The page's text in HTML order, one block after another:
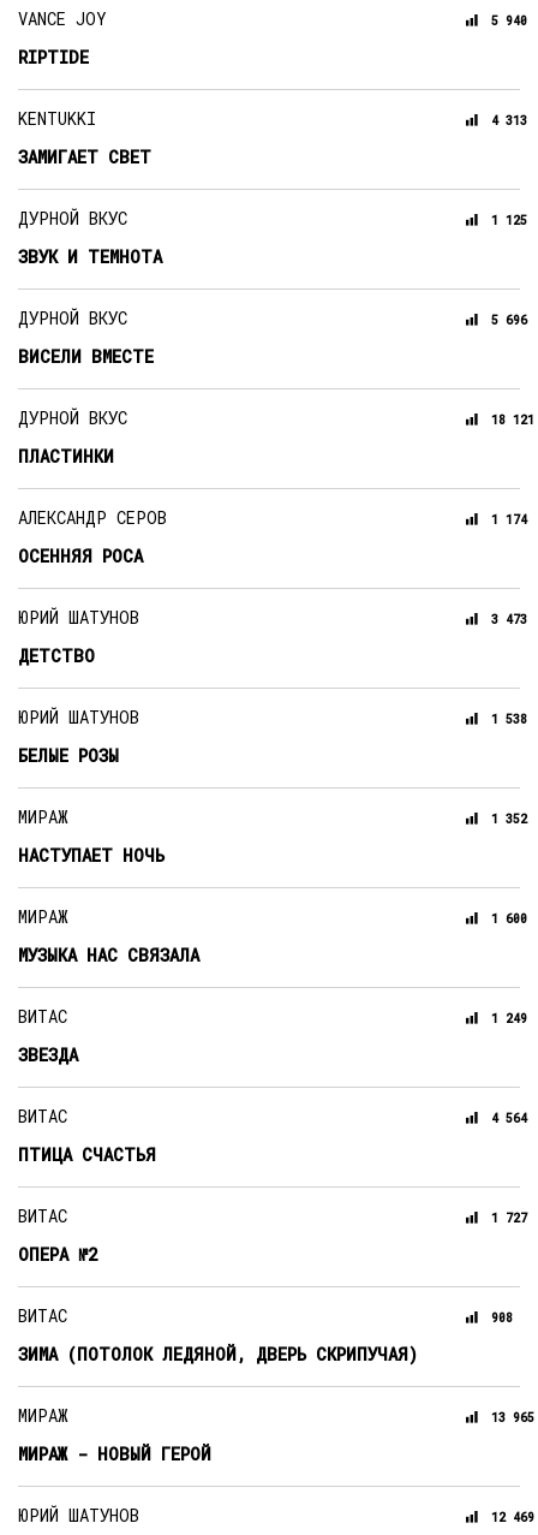
VANCE JOY
RIPTIDE
5 940
KENTUKKI
ЗАМИГАЕТ СВЕТ
4 313
ДУРНОЙ ВКУС
ЗВУК И ТЕМНОТА
1 125
ДУРНОЙ ВКУС
ВИСЕЛИ ВМЕСТЕ
5 696
ДУРНОЙ ВКУС
ПЛАСТИНКИ
18 121
АЛЕКСАНДР СЕРОВ
ОСЕННЯЯ РОСА
1 174
ЮРИЙ ШАТУНОВ
ДЕТСТВО
3 473
ЮРИЙ ШАТУНОВ
БЕЛЫЕ РОЗЫ
1 538
МИРАЖ
НАСТУПАЕТ НОЧЬ
1 352
МИРАЖ
МУЗЫКА НАС СВЯЗАЛА
1 600
ВИТАС
ЗВЕЗДА
1 249
ВИТАС
ПТИЦА СЧАСТЬЯ
4 564
ВИТАС
ОПЕРА №2
1 727
ВИТАС
ЗИМА (ПОТОЛОК ЛЕДЯНОЙ, ДВЕРЬ СКРИПУЧАЯ)
908
МИРАЖ
МИРАЖ - НОВЫЙ ГЕРОЙ
13 965
ЮРИЙ ШАТУНОВ 12 469